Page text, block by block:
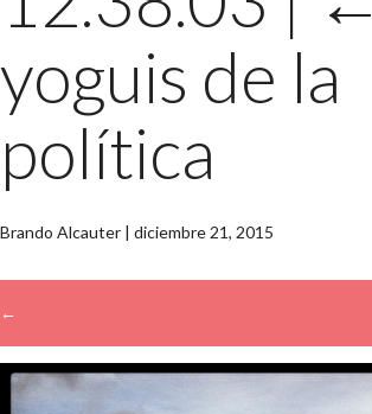
yoguis de la
política
Brando Alcauter | diciembre 21, 2015
←
→